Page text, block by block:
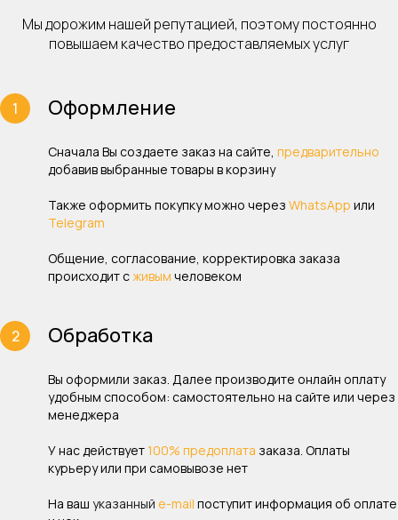
Мы дорожим нашей репутацией, поэтому постоянно
повышаем качество предоставляемых услуг
Оформление
Сначала Вы создаете заказ на сайте, предварительно
добавив выбранные товары в корзину
Также оформить покупку можно через WhatsApp или
Telegram
Общение, согласование, корректировка заказа
происходит сживым человеком
Обработка
Вы оформили заказ. Далее производите онлайн оплату
удобным способом: самостоятельно на сайте или через
менеджера
У нас действует100% предоплата заказа. Оплаты
курьеру или при самовывозе нет
На ваш указанный e-mail поступит информация об оплате